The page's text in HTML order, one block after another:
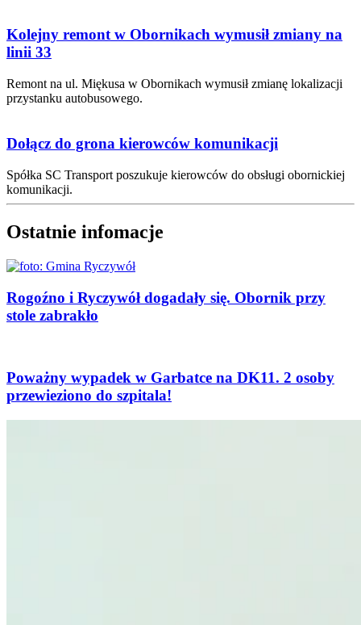
Kolejny remont w Obornikach wymusił zmiany na
linii 33
Remont na ul. Miękusa w Obornikach wymusił zmianę lokalizacji
przystanku autobusowego.
Dołącz do grona kierowców komunikacji
Spółka SC Transport poszukuje kierowców do obsługi obornickiej
komunikacji.
Ostatnie infomacje
Rogoźno i Ryczywół dogadały się. Obornik przy
stole zabrakło
Poważny wypadek w Garbatce na DK11. 2 osoby
przewieziono do szpitala!